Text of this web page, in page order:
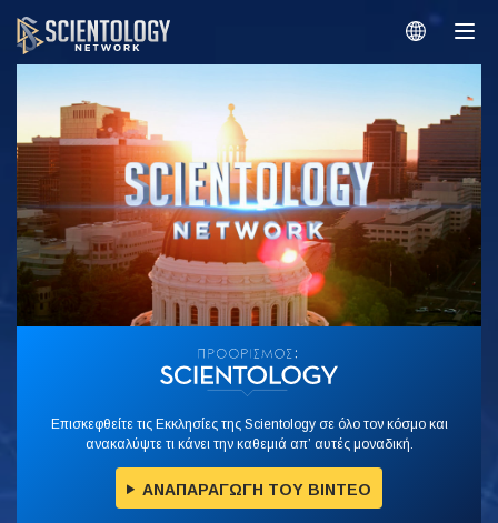
Επισκεφθείτε τις Εκκλησίες της Scientology σε όλο τον κόσμο και
ανακαλύψτε τι κάνει την καθεμιά απ’ αυτές μοναδική.
ΑΝΑΠΑΡΑΓΩΓΗ ΤΟΥ ΒΙΝΤΕΟ